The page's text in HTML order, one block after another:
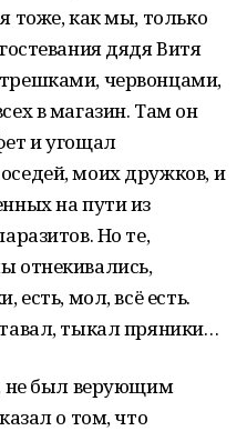
тоже, как мы, только
дядя Витя
червонцами,
в магазин. Там он
и угощал
моих дружков, и
на пути из
Но те,
отнекивались,
есть, мол, всё есть.
тыкал пряники…
не был верующим
о том, что